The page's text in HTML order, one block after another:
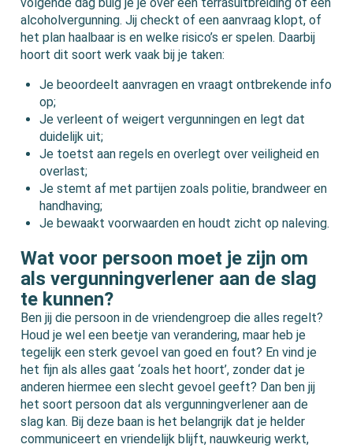
volgende dag buig je je over een terrasuitbreiding of een
alcoholvergunning. Jij checkt of een aanvraag klopt, of
het plan haalbaar is en welke risico’s er spelen. Daarbij
hoort dit soort werk vaak bij je taken:
Je beoordeelt aanvragen en vraagt ontbrekende info
op;
Je verleent of weigert vergunningen en legt dat
duidelijk uit;
Je toetst aan regels en overlegt over veiligheid en
overlast;
Je stemt af met partijen zoals politie, brandweer en
handhaving;
Je bewaakt voorwaarden en houdt zicht op naleving.
Wat voor persoon moet je zijn om
als vergunningverlener aan de slag
te kunnen?
Ben jij die persoon in de vriendengroep die alles regelt?
Houd je wel een beetje van verandering, maar heb je
tegelijk een sterk gevoel van goed en fout? En vind je
het fijn als alles gaat ‘zoals het hoort’, zonder dat je
anderen hiermee een slecht gevoel geeft? Dan ben jij
het soort persoon dat als vergunningverlener aan de
slag kan. Bij deze baan is het belangrijk dat je helder
communiceert en vriendelijk blijft, nauwkeurig werkt,